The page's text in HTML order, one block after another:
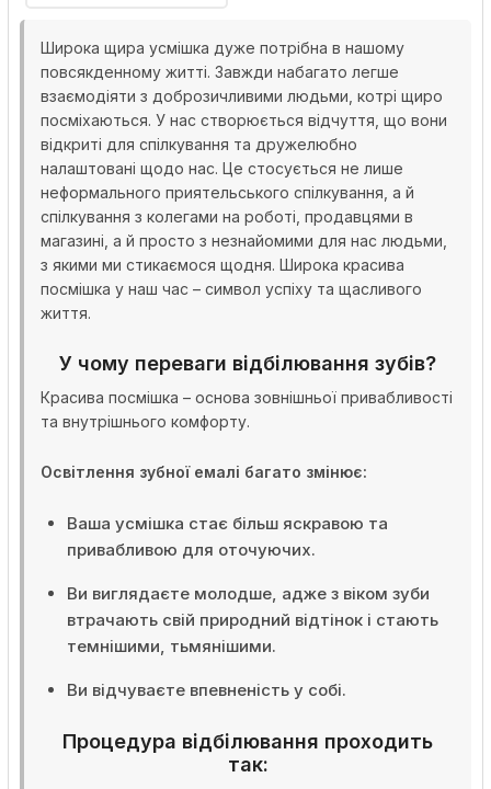
Широка щира усмішка дуже потрібна в нашому
повсякденному житті. Завжди набагато легше
взаємодіяти з доброзичливими людьми, котрі щиро
посміхаються. У нас створюється відчуття, що вони
відкриті для спілкування та дружелюбно
налаштовані щодо нас. Це стосується не лише
неформального приятельського спілкування, а й
спілкування з колегами на роботі, продавцями в
магазині, а й просто з незнайомими для нас людьми,
з якими ми стикаємося щодня. Широка красива
посмішка у наш час – символ успіху та щасливого
життя.
У чому переваги відбілювання зубів?
Красива посмішка – основа зовнішньої привабливості
та внутрішнього комфорту.
Освітлення зубної емалі багато змінює:
Ваша усмішка стає більш яскравою та
привабливою для оточуючих.
Ви виглядаєте молодше, адже з віком зуби
втрачають свій природний відтінок і стають
темнішими, тьмянішими.
Ви відчуваєте впевненість у собі.
Процедура відбілювання проходить
так: